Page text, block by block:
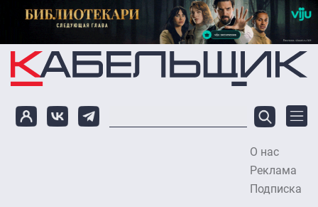
Перейти к основному содержанию
О нас
Реклама
Подписка